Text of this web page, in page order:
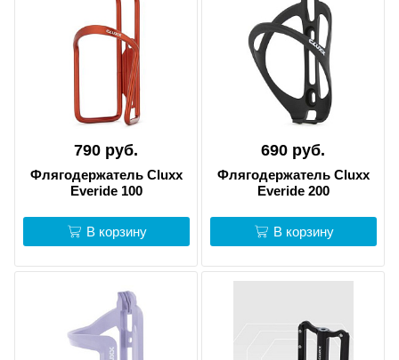
790 руб.
Флягодержатель Cluxx
Everide 100
В корзину
690 руб.
Флягодержатель Cluxx
Everide 200
В корзину